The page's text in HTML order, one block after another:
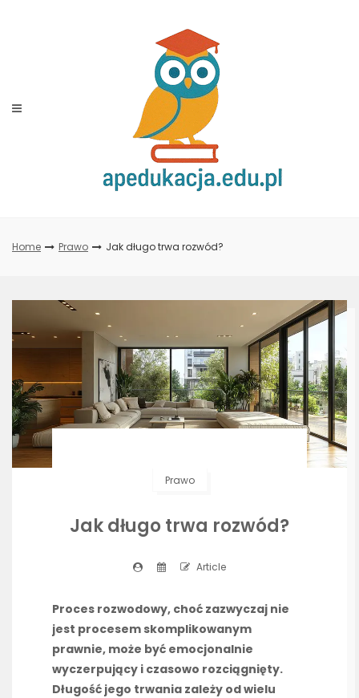
Home Prawo Jak długo trwa rozwód?
Prawo
Jak długo trwa rozwód?
Article
Proces rozwodowy, choć zazwyczaj nie
jest procesem skomplikowanym
prawnie, może być emocjonalnie
wyczerpujący i czasowo rozciągnięty.
Długość jego trwania zależy od wielu